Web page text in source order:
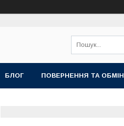
БЛОГ ПОВЕРНЕННЯ ТА ОБМІН